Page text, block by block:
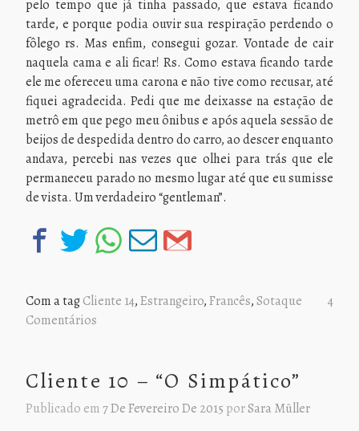
pelo tempo que já tinha passado, que estava ficando
tarde, e porque podia ouvir sua respiração perdendo o
fôlego rs. Mas enfim, consegui gozar. Vontade de cair
naquela cama e ali ficar! Rs. Como estava ficando tarde
ele me ofereceu uma carona e não tive como recusar, até
fiquei agradecida. Pedi que me deixasse na estação de
metrô em que pego meu ônibus e após aquela sessão de
beijos de despedida dentro do carro, ao descer enquanto
andava, percebi nas vezes que olhei para trás que ele
permaneceu parado no mesmo lugar até que eu sumisse
de vista. Um verdadeiro “gentleman”.
Com a tagCliente 14,Estrangeiro,Francês,Sotaque
4
Comentários
Cliente 10 – “O Simpático”
Publicado em 7 De Fevereiro De 2015 porSara Müller